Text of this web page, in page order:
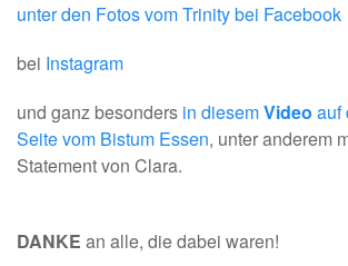
unter den Fotos vom Trinity bei Facebook
bei Instagram
und ganz besonders in diesemVideo auf
Seite vom Bistum Essen, unter anderem
Statement von Clara.
DANKE an alle, die dabei waren!